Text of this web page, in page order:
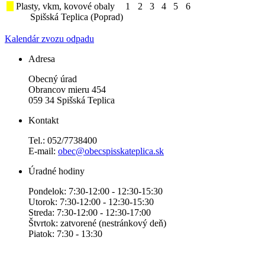
Plasty, vkm, kovové obaly
Spišská Teplica (Poprad)
1 2 3 4 5 6
Kalendár zvozu odpadu
Adresa
Obecný úrad
Obrancov mieru 454
059 34 Spišská Teplica
Kontakt
Tel.: 052/7738400
E-mail: obec@obecspisskateplica.sk
Úradné hodiny
Pondelok: 7:30-12:00 - 12:30-15:30
Utorok: 7:30-12:00 - 12:30-15:30
Streda: 7:30-12:00 - 12:30-17:00
Štvrtok: zatvorené (nestránkový deň)
Piatok: 7:30 - 13:30